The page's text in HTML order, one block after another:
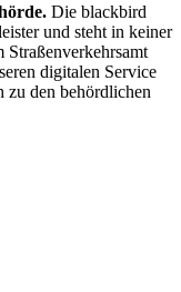
Die blackbird
und steht in keiner
Straßenverkehrsamt
digitalen Service
zu den behördlichen